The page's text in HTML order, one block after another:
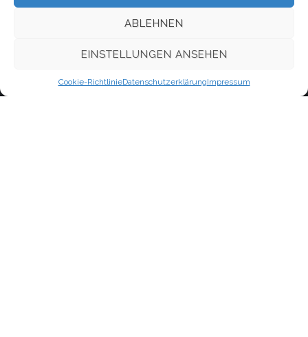
ABLEHNEN
EINSTELLUNGEN ANSEHEN
Cookie-RichtlinieDatenschutzerklärungImpressum
Kommentar-Feed